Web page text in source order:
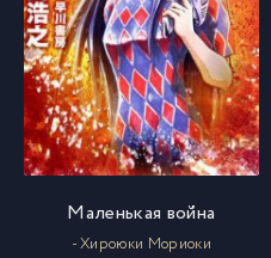
Маленькая война
- Хироюки Мориоки